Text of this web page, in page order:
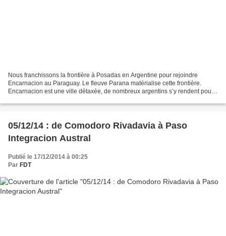
Nous franchissons la frontière à Posadas en Argentine pour rejoindre
Encarnacion au Paraguay. Le fleuve Parana matérialise cette frontière.
Encarnacion est une ville détaxée, de nombreux argentins s’y rendent pour
05/12/14 : de Comodoro Rivadavia à Paso
Integracion Austral
Publié le 17/12/2014 à 00:25
Par FDT